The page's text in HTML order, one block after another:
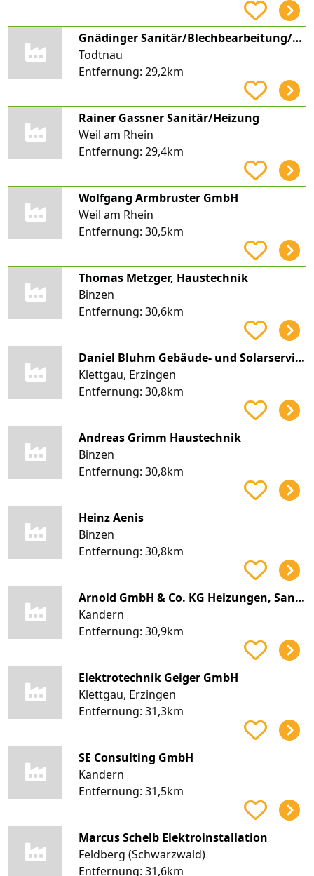
Gnädinger Sanitär/Blechbearbeitung/Solar
Todtnau
Entfernung: 29,2km
Rainer Gassner Sanitär/Heizung
Weil am Rhein
Entfernung: 29,4km
Wolfgang Armbruster GmbH
Weil am Rhein
Entfernung: 30,5km
Thomas Metzger, Haustechnik
Binzen
Entfernung: 30,6km
Daniel Bluhm Gebäude- und Solarservice
Klettgau, Erzingen
Entfernung: 30,8km
Andreas Grimm Haustechnik
Binzen
Entfernung: 30,8km
Heinz Aenis
Binzen
Entfernung: 30,8km
Arnold GmbH & Co. KG Heizungen, Sanitäre Anlagen und Blechnerei
Kandern
Entfernung: 30,9km
Elektrotechnik Geiger GmbH
Klettgau, Erzingen
Entfernung: 31,3km
SE Consulting GmbH
Kandern
Entfernung: 31,5km
Marcus Schelb Elektroinstallation
Feldberg (Schwarzwald)
Entfernung: 31,6km